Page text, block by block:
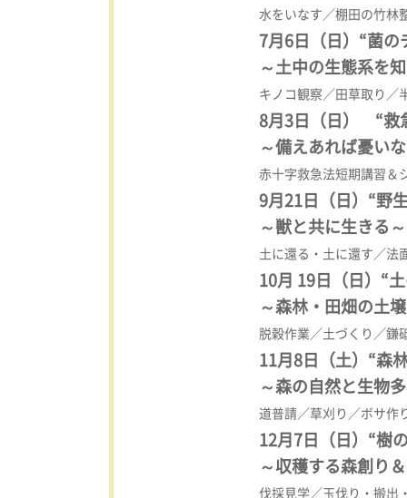
水をいなす／棚田の竹林
7月6日（日）“菌の
～土中の生態系を
キノコ観察／田草取り／
8月3日（日） “救
～備えあれば憂い
赤十字救急法短期講習
9月21日（日）“野
～獣と共に生きる～
土に還る・土に還す／法
10月 19日（日）“
～森林・田畑の土
脱穀作業／土づくり／鎌
11月8日（土）“森
～森の自然と生物
道普請／草刈り／ボサ作
12月7日（日）“樹
～収穫する森創り
伐採見学／玉伐り・搬出